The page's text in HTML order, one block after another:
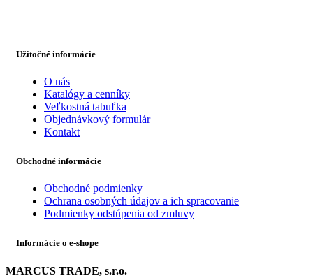
Užitočné informácie
O nás
Katalógy a cenníky
Veľkostná tabuľka
Objednávkový formulár
Kontakt
Obchodné informácie
Obchodné podmienky
Ochrana osobných údajov a ich spracovanie
Podmienky odstúpenia od zmluvy
Informácie o e-shope
MARCUS TRADE, s.r.o.